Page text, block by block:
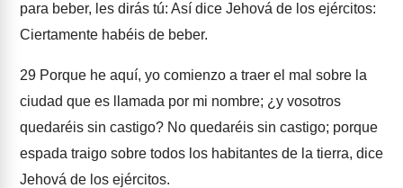
para beber, les dirás tú: Así dice Jehová de los ejércitos:
Ciertamente habéis de beber.
29 Porque he aquí, yo comienzo a traer el mal sobre la
ciudad que es llamada por mi nombre; ¿y vosotros
quedaréis sin castigo? No quedaréis sin castigo; porque
espada traigo sobre todos los habitantes de la tierra, dice
Jehová de los ejércitos.